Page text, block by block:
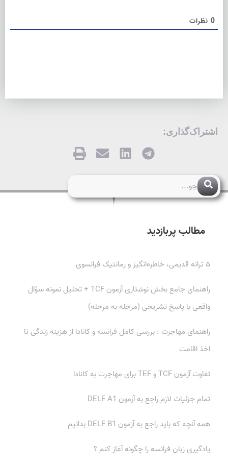
0نظرات
اشتراک‌گذاری:
مطالب پربازدید
۵ ترانه‌ قدیمی، خاطره‌انگیز و رمانتیک فرانسوی
راهنمای جامع بخش نوشتاری آزمون TCF + تحلیل نمونه سؤال
واقعی با پاسخ تشریحی (مرحله به مرحله)
راهنمای مهاجرت : بررسی کامل فرانسه و کانادا از هزینه زندگی تا
اخذ اقامت
تفاوت آزمون TCF و TEF برای مهاجرت به کانادا
تمام جزئیات لازم راجع به آزمون DELF A1
همه آنچه که باید راجع به آزمون DELF B1 بدانیم
یادگیری زبان فرانسه را چگونه آغاز کنم ؟